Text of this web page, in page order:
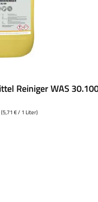
Reiniger WAS
(5,71 € / 1 Liter)